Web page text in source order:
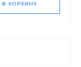
В КОРЗИНУ